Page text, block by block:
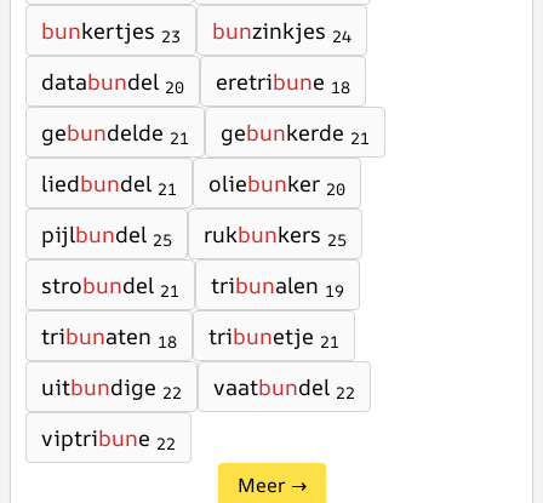
bunkertjes 23 bunzinkjes 24
databundel 20 eretribune 18
gebundelde 21 gebunkerde 21
liedbundel 21 oliebunker 20
pijlbundel 25 rukbunkers 25
strobundel 21 tribunalen 19
tribunaten 18 tribunetje 21
uitbundige 22 vaatbundel 22
viptribune 22
Meer →